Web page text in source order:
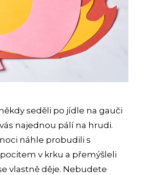
seděli po jídle na gauči
najednou pálí na hrudi.
náhle probudili s
v krku a přemýšleli
vlastně děje. Nebudete